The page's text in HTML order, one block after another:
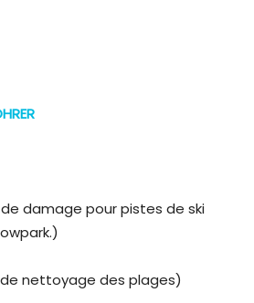
de damage pour pistes de ski
de nettoyage des plages)